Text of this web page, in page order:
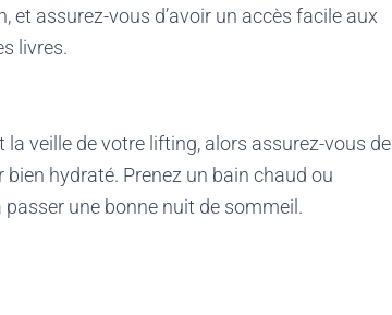
et assurez-vous d’avoir un accès facile aux
livres.
veille de votre lifting, alors assurez-vous de
bien hydraté. Prenez un bain chaud ou
une bonne nuit de sommeil.